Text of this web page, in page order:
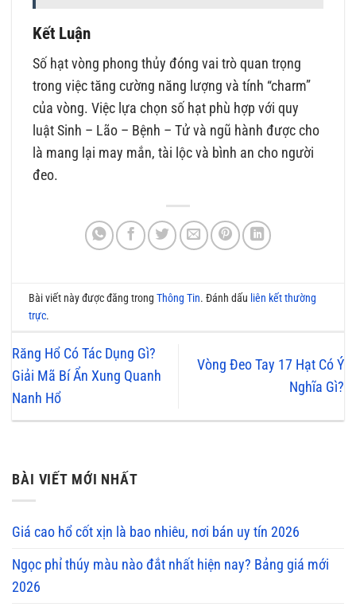
Kết Luận
Số hạt vòng phong thủy đóng vai trò quan trọng
trong việc tăng cường năng lượng và tính “charm”
của vòng. Việc lựa chọn số hạt phù hợp với quy
luật Sinh – Lão – Bệnh – Tử và ngũ hành được cho
là mang lại may mắn, tài lộc và bình an cho người
đeo.
Bài viết này được đăng trongThông Tin. Đánh dấu liên kết thường
trực.
Răng Hổ Có Tác Dụng Gì?
Giải Mã Bí Ẩn Xung Quanh
Nanh Hổ
Vòng Đeo Tay 17 Hạt Có Ý
Nghĩa Gì?
BÀI VIẾT MỚI NHẤT
Giá cao hổ cốt xịn là bao nhiêu, nơi bán uy tín 2026
Ngọc phỉ thúy màu nào đắt nhất hiện nay? Bảng giá mới
2026